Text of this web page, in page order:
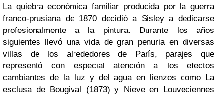
La quiebra económica familiar producida por la guerra
franco-prusiana de 1870 decidió a Sisley a dedicarse
profesionalmente a la pintura. Durante los años
siguientes llevó una vida de gran penuria en diversas
villas de los alrededores de París, parajes que
representó con especial atención a los efectos
cambiantes de la luz y del agua en lienzos como La
esclusa de Bougival (1873) y Nieve en Louveciennes